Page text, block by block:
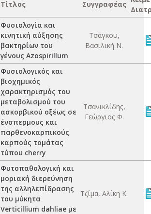
Τίτλος Συγγραφέας
Φυσιολογία και
κινητική αύξησης
βακτηρίων του
γένους Azospirillum
Τσάγκου,
Βασιλική Ν.
Φυσιολογικός και
βιοχημικός
χαρακτηρισμός του
μεταβολισμού του
ασκορβικού οξέως σε
ένσπερμους και
παρθενοκαρπικούς
καρπούς τομάτας
τύπου cherry
Τσανικλίδης,
Γεώργιος Φ.
Φυτοπαθολογική και
μοριακή διερεύνηση
της αλληλεπίδρασης
του μύκητα
Verticillium dahliae με
Τζίμα, Αλίκη Κ.